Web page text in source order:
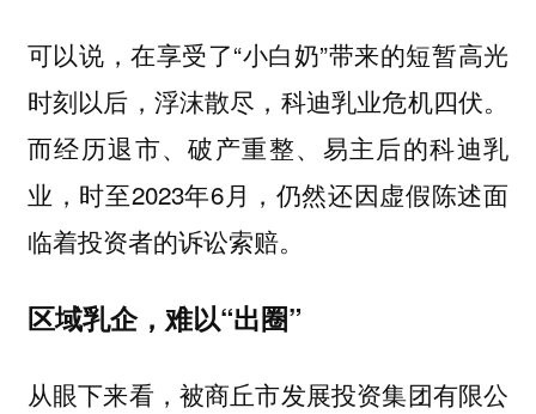
可以说，在享受了“小白奶”带来的短暂高光
时刻以后，浮沫散尽，科迪乳业危机四伏。
而经历退市、破产重整、易主后的科迪乳
业，时至2023年6月，仍然还因虚假陈述面
临着投资者的诉讼索赔。
区域乳企，难以“出圈”
从眼下来看，被商丘市发展投资集团有限公